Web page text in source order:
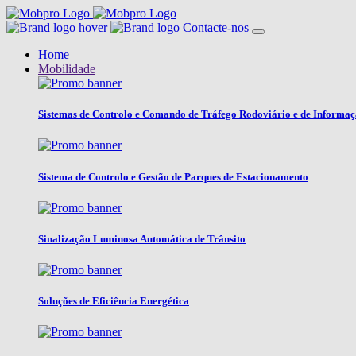
Contacte-nos
Home
Mobilidade
Sistemas de Controlo e Comando de Tráfego Rodoviário e de
Sistema de Controlo e Gestão de Parques de Estacionamento
Sinalização Luminosa Automática de Trânsito
Soluções de Eficiência Energética